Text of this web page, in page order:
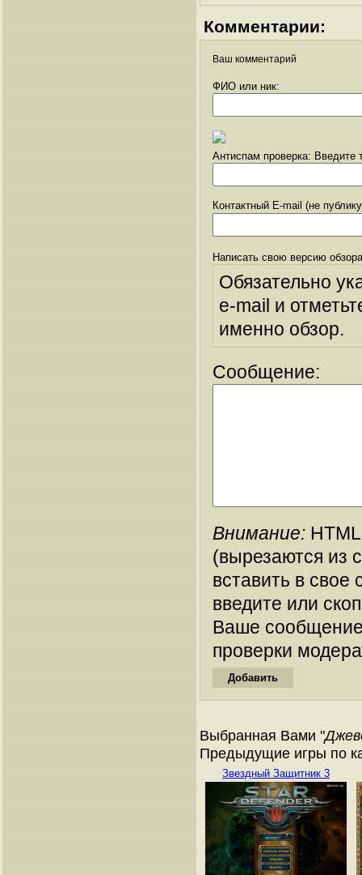
Комментарии:
Ваш комментарий
ФИО или ник:
Антиспам проверка: Введите
Контактный E-mail (не
Написать свою версию
Обязательно
e-mail и
именно обзор.
Сообщение:
Внимание:
(вырезаются из
вставить в
введите или
Ваше
проверки
Выбранная Вами "
Предыдущие игры по
Звездный Защитник 3